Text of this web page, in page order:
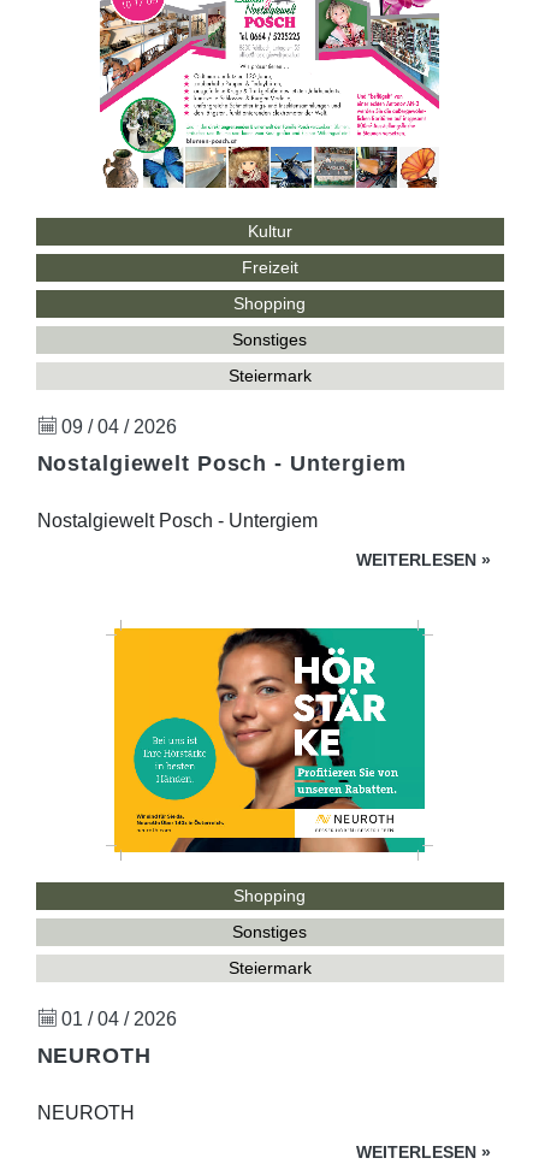
Kultur
Freizeit
Shopping
Sonstiges
Steiermark
09 / 04 / 2026
Nostalgiewelt Posch - Untergiem
Nostalgiewelt Posch - Untergiem
WEITERLESEN »
Shopping
Sonstiges
Steiermark
01 / 04 / 2026
NEUROTH
NEUROTH
WEITERLESEN »